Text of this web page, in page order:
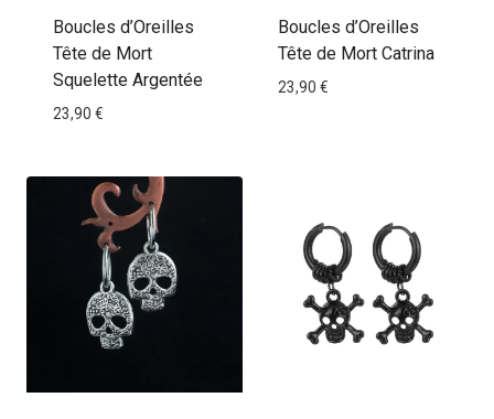
Boucles d’Oreilles
Tête de Mort
Squelette Argentée
23,90 €
Boucles d’Oreilles
Tête de Mort Catrina
23,90 €